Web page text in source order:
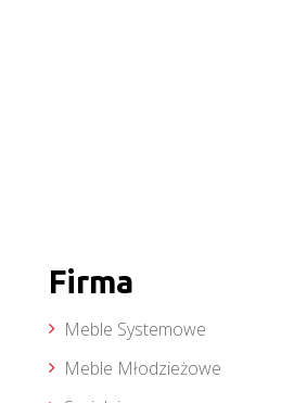
Firma
Meble Systemowe
Meble Młodzieżowe